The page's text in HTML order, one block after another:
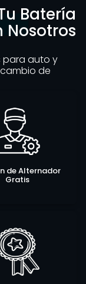
Batería
Nosotros
para auto y
de
de Alternador
Gratis